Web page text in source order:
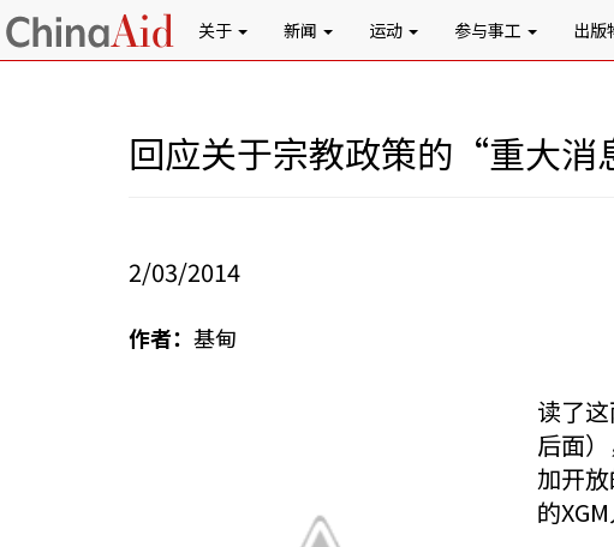
关于 新闻 运动 参与事工 出版
回应关于宗教政策的“重大消
2/03/2014
作者： 基甸
读了
后面
加开
的